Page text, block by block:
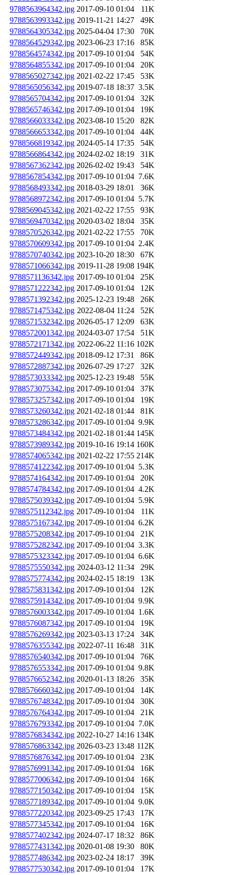
9788563964342.jpg 2017-09-10 01:04
11K
9788563993342.jpg 2019-11-21 14:27
49K
9788564305342.jpg 2025-04-04 17:30
70K
9788564529342.jpg 2023-06-23 17:16
85K
9788564574342.jpg 2017-09-10 01:04
54K
9788564855342.jpg 2017-09-10 01:04
20K
9788565027342.jpg 2021-02-22 17:45
53K
9788565056342.jpg 2019-07-18 18:37 3.5K
9788565704342.jpg 2017-09-10 01:04
32K
9788565746342.jpg 2017-09-10 01:04
19K
9788566033342.jpg 2023-08-10 15:20
82K
9788566653342.jpg 2017-09-10 01:04
44K
9788566819342.jpg 2024-05-14 17:35
54K
9788566864342.jpg 2024-02-02 18:19
31K
9788567362342.jpg 2026-02-02 19:43
54K
9788567854342.jpg 2017-09-10 01:04 7.6K
9788568493342.jpg 2018-03-29 18:01
36K
9788568972342.jpg 2017-09-10 01:04 5.7K
9788569045342.jpg 2021-02-22 17:55
93K
9788569470342.jpg 2020-03-02 18:04
35K
9788570526342.jpg 2021-02-22 17:55
70K
9788570609342.jpg 2017-09-10 01:04 2.4K
9788570740342.jpg 2023-10-20 18:30
67K
9788571066342.jpg 2019-11-28 19:08 194K
9788571136342.jpg 2017-09-10 01:04
25K
9788571222342.jpg 2017-09-10 01:04
12K
9788571392342.jpg 2025-12-23 19:48
26K
9788571475342.jpg 2022-08-04 11:24
52K
9788571532342.jpg 2026-05-17 12:09
63K
9788572001342.jpg 2024-03-07 17:54
51K
9788572171342.jpg 2022-06-22 11:16 102K
9788572449342.jpg 2018-09-12 17:31
86K
9788572887342.jpg 2026-07-29 17:27
32K
9788573033342.jpg 2025-12-23 19:48
55K
9788573075342.jpg 2017-09-10 01:04
37K
9788573257342.jpg 2017-09-10 01:04
19K
9788573260342.jpg 2021-02-18 01:44
81K
9788573286342.jpg 2017-09-10 01:04 9.9K
9788573484342.jpg 2021-02-18 01:44 145K
9788573989342.jpg 2019-10-16 19:14 160K
9788574065342.jpg 2021-02-22 17:55 214K
9788574122342.jpg 2017-09-10 01:04 5.3K
9788574164342.jpg 2017-09-10 01:04
20K
9788574784342.jpg 2017-09-10 01:04 4.2K
9788575039342.jpg 2017-09-10 01:04 5.9K
9788575112342.jpg 2017-09-10 01:04
11K
9788575167342.jpg 2017-09-10 01:04 6.2K
9788575208342.jpg 2017-09-10 01:04
21K
9788575282342.jpg 2017-09-10 01:04 3.3K
9788575323342.jpg 2017-09-10 01:04 6.6K
9788575550342.jpg 2024-03-12 11:34
29K
9788575774342.jpg 2024-02-15 18:19
13K
9788575831342.jpg 2017-09-10 01:04
12K
9788575914342.jpg 2017-09-10 01:04 9.9K
9788576003342.jpg 2017-09-10 01:04 1.6K
9788576087342.jpg 2017-09-10 01:04
19K
9788576269342.jpg 2023-03-13 17:24
34K
9788576355342.jpg 2022-07-11 16:48
31K
9788576540342.jpg 2017-09-10 01:04
76K
9788576553342.jpg 2017-09-10 01:04 9.8K
9788576652342.jpg 2020-01-13 18:26
35K
9788576660342.jpg 2017-09-10 01:04
14K
9788576748342.jpg 2017-09-10 01:04
30K
9788576764342.jpg 2017-09-10 01:04
21K
9788576793342.jpg 2017-09-10 01:04 7.0K
9788576834342.jpg 2022-10-27 14:16 134K
9788576863342.jpg 2026-03-23 13:48 112K
9788576876342.jpg 2017-09-10 01:04
23K
9788576991342.jpg 2017-09-10 01:04
16K
9788577006342.jpg 2017-09-10 01:04
16K
9788577150342.jpg 2017-09-10 01:04
15K
9788577189342.jpg 2017-09-10 01:04 9.0K
9788577220342.jpg 2023-09-25 17:43
17K
9788577345342.jpg 2017-09-10 01:04
16K
9788577402342.jpg 2024-07-17 18:32
86K
9788577431342.jpg 2020-01-08 19:30
80K
9788577486342.jpg 2023-02-24 18:17
39K
9788577530342.jpg 2017-09-10 01:04
17K